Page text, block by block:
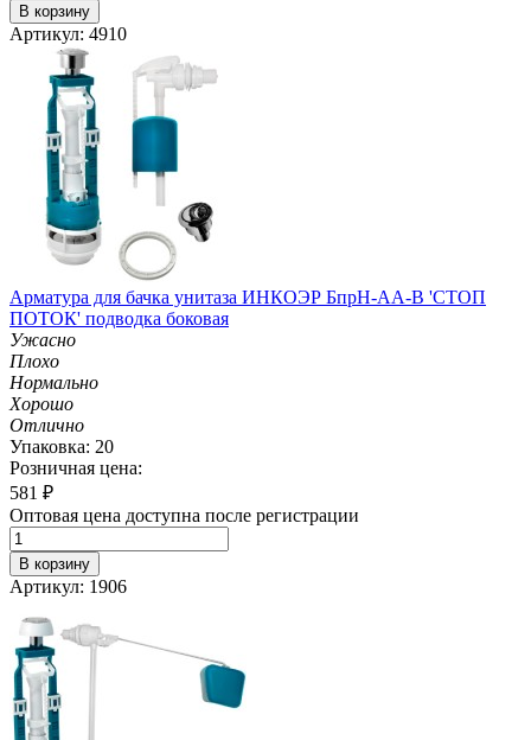
В корзину
Артикул: 4910
Арматура для бачка унитаза ИНКОЭР БпрН-АА-В 'СТОП
ПОТОК' подводка боковая
Ужасно
Плохо
Нормально
Хорошо
Отлично
Упаковка: 20
Розничная цена:
581 ₽
Оптовая цена доступна после регистрации
В корзину
Артикул: 1906